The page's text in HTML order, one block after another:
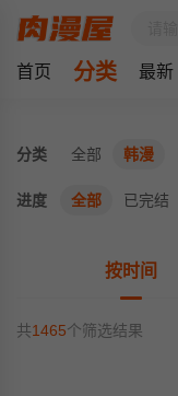
首页 分类 最新
分类 全部 韩漫
进度 全部 已完结
按时间
共1465个筛选结果